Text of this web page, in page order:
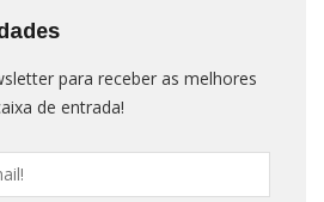
para receber as melhores
de entrada!